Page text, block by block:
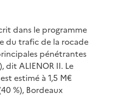
dans le programme
du trafic de la rocade
pénétrantes
dit ALIENOR II. Le
estimé à 1,5 M€
%), Bordeaux